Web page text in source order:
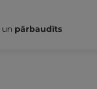
un pārbaudīts